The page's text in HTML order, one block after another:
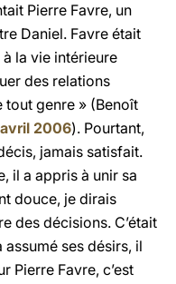
Pierre Favre, un
Daniel. Favre était
la vie intérieure
des relations
genre » (Benoît
2006). Pourtant,
jamais satisfait.
il a appris à unir sa
douce, je dirais
des décisions. C’était
ses désirs, il
Pierre Favre, c’est